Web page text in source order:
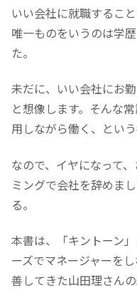
いい会社に就職するこ
唯一ものをいうのは学
た。
未だに、いい会社にお
と想像します。そんな
用しながら働く、とい
なので、イヤになって
ミングで会社を辞めま
る。
本書は、「キントーン
ーズでマネージャーを
善してきた山田理さん